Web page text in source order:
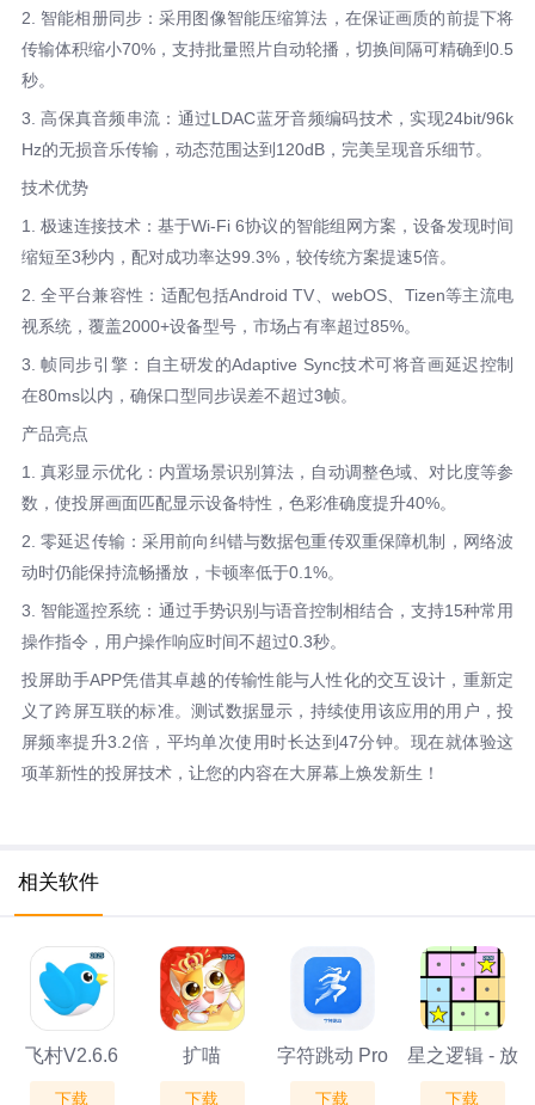
2. 智能相册同步：采用图像智能压缩算法，在保证画质的前提下将
传输体积缩小70%，支持批量照片自动轮播，切换间隔可精确到0.5
秒。
3. 高保真音频串流：通过LDAC蓝牙音频编码技术，实现24bit/96k
Hz的无损音乐传输，动态范围达到120dB，完美呈现音乐细节。
技术优势
1. 极速连接技术：基于Wi-Fi 6协议的智能组网方案，设备发现时间
缩短至3秒内，配对成功率达99.3%，较传统方案提速5倍。
2. 全平台兼容性：适配包括Android TV、webOS、Tizen等主流电
视系统，覆盖2000+设备型号，市场占有率超过85%。
3. 帧同步引擎：自主研发的Adaptive Sync技术可将音画延迟控制
在80ms以内，确保口型同步误差不超过3帧。
产品亮点
1. 真彩显示优化：内置场景识别算法，自动调整色域、对比度等参
数，使投屏画面匹配显示设备特性，色彩准确度提升40%。
2. 零延迟传输：采用前向纠错与数据包重传双重保障机制，网络波
动时仍能保持流畅播放，卡顿率低于0.1%。
3. 智能遥控系统：通过手势识别与语音控制相结合，支持15种常用
操作指令，用户操作响应时间不超过0.3秒。
投屏助手APP凭借其卓越的传输性能与人性化的交互设计，重新定
义了跨屏互联的标准。测试数据显示，持续使用该应用的用户，投
屏频率提升3.2倍，平均单次使用时长达到47分钟。现在就体验这
项革新性的投屏技术，让您的内容在大屏幕上焕发新生！
相关软件
飞村V2.6.6
下载
扩喵
下载
字符跳动 Pro
下载
星之逻辑 - 放
下载